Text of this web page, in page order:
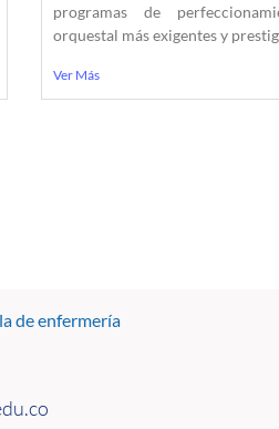
programas de
orquestal más exigentes y
Ver Más
de enfermería